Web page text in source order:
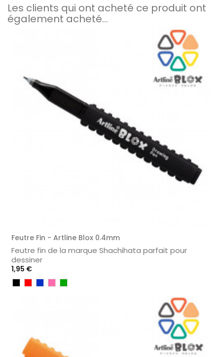
Les clients qui ont acheté ce produit ont
également acheté...
Feutre Fin - Artline Blox 0.4mm
Feutre fin de la marque Shachihata parfait pour
dessiner
Prix
1,95 €